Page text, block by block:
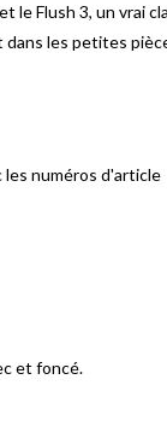
Flush 3, un vrai
les petites
numéros d'article
et foncé.